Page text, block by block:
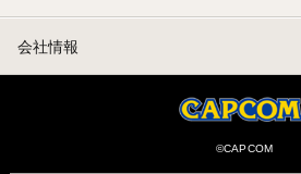
会社情報
©CAPCOM